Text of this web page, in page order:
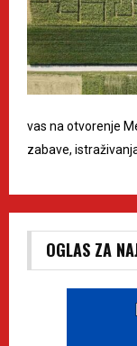
vas na otvorenje
zabave,
OGLAS ZA